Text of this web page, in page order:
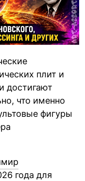
плит и
достигают
что именно
фигуры
года для